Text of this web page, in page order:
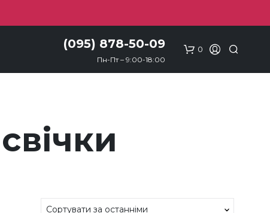
(095) 878-50-09
Пн-Пт – 9:00-18:00
0